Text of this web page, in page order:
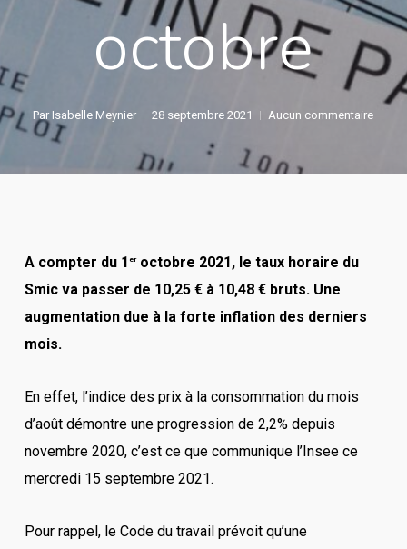
octobre
Par Isabelle Meynier 28 septembre 2021 Aucun commentaire
A compter du 1 eroctobre 2021, le taux horaire du
Smic va passer de 10,25 € à 10,48 € bruts. Une
augmentation due à la forte inflation des derniers
mois.
En effet, l’indice des prix à la consommation du mois
d’août démontre une progression de 2,2% depuis
novembre 2020, c’est ce que communique l’Insee ce
mercredi 15 septembre 2021.
Pour rappel, le Code du travail prévoit qu’une